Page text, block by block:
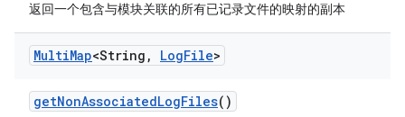
返回一个包含与模块关联的所有已记录文件的映射的副本
MultiMap<String , LogFile>
getNonAssociatedLogFiles()